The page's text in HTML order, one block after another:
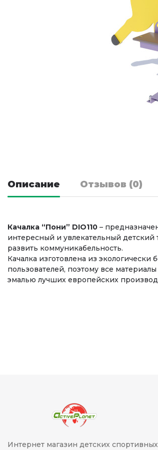
Описание Отзывов (0)
Качалка “Пони” DIO110 –
интересный и увлекательный
развить коммуникабельность.
Качалка изготовлена из
пользователей, поэтому все
эмалью лучших европейских
Интернет магазин детских спортивных